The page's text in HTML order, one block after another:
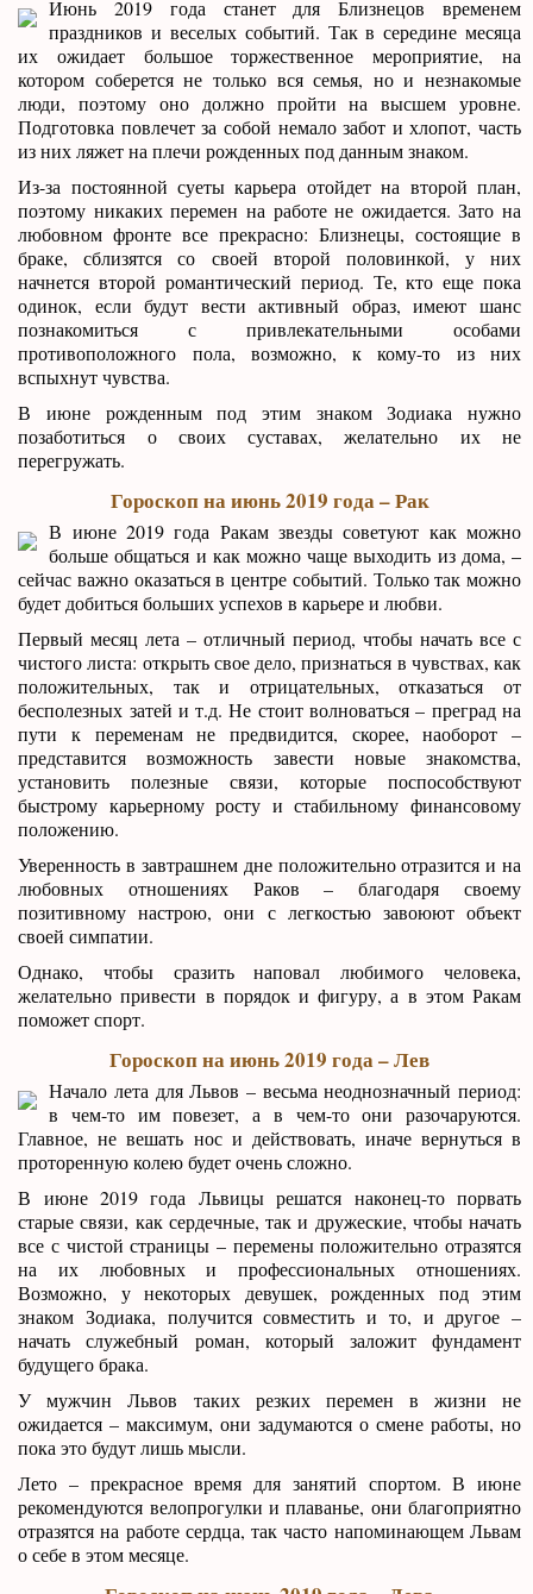
Июнь 2019 года станет для Близнецов временем
праздников и веселых событий. Так в середине месяца
их ожидает большое торжественное мероприятие, на
котором соберется не только вся семья, но и незнакомые
люди, поэтому оно должно пройти на высшем уровне.
Подготовка повлечет за собой немало забот и хлопот, часть
из них ляжет на плечи рожденных под данным знаком.
Из-за постоянной суеты карьера отойдет на второй план,
поэтому никаких перемен на работе не ожидается. Зато на
любовном фронте все прекрасно: Близнецы, состоящие в
браке, сблизятся со своей второй половинкой, у них
начнется второй романтический период. Те, кто еще пока
одинок, если будут вести активный образ, имеют шанс
познакомиться с привлекательными особами
противоположного пола, возможно, к кому-то из них
вспыхнут чувства.
В июне рожденным под этим знаком Зодиака нужно
позаботиться о своих суставах, желательно их не
перегружать.
Гороскоп на июнь 2019 года – Рак
В июне 2019 года Ракам звезды советуют как можно
больше общаться и как можно чаще выходить из дома, –
сейчас важно оказаться в центре событий. Только так можно
будет добиться больших успехов в карьере и любви.
Первый месяц лета – отличный период, чтобы начать все с
чистого листа: открыть свое дело, признаться в чувствах, как
положительных, так и отрицательных, отказаться от
бесполезных затей и т.д. Не стоит волноваться – преград на
пути к переменам не предвидится, скорее, наоборот –
представится возможность завести новые знакомства,
установить полезные связи, которые поспособствуют
быстрому карьерному росту и стабильному финансовому
положению.
Уверенность в завтрашнем дне положительно отразится и на
любовных отношениях Раков – благодаря своему
позитивному настрою, они с легкостью завоюют объект
своей симпатии.
Однако, чтобы сразить наповал любимого человека,
желательно привести в порядок и фигуру, а в этом Ракам
поможет спорт.
Гороскоп на июнь 2019 года – Лев
Начало лета для Львов – весьма неоднозначный период:
в чем-то им повезет, а в чем-то они разочаруются.
Главное, не вешать нос и действовать, иначе вернуться в
проторенную колею будет очень сложно.
В июне 2019 года Львицы решатся наконец-то порвать
старые связи, как сердечные, так и дружеские, чтобы начать
все с чистой страницы – перемены положительно отразятся
на их любовных и профессиональных отношениях.
Возможно, у некоторых девушек, рожденных под этим
знаком Зодиака, получится совместить и то, и другое –
начать служебный роман, который заложит фундамент
будущего брака.
У мужчин Львов таких резких перемен в жизни не
ожидается – максимум, они задумаются о смене работы, но
пока это будут лишь мысли.
Лето – прекрасное время для занятий спортом. В июне
рекомендуются велопрогулки и плаванье, они благоприятно
отразятся на работе сердца, так часто напоминающем Львам
о себе в этом месяце.